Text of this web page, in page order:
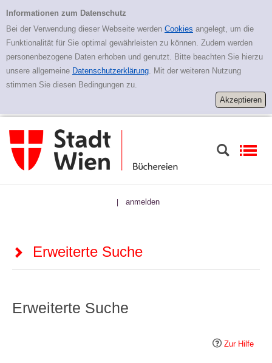
Erweiterte Suche
Informationen zum Datenschutz
Bei der Verwendung dieser Webseite werden Cookies angelegt, um die
Funktionalität für Sie optimal gewährleisten zu können. Zudem werden
personenbezogene Daten erhoben und genutzt. Bitte beachten Sie hierzu
unsere allgemeine Datenschutzerklärung. Mit der weiteren Nutzung
stimmen Sie diesen Bedingungen zu.
| anmelden
Erweiterte Suche
Erweiterte Suche
Zur Hilfe